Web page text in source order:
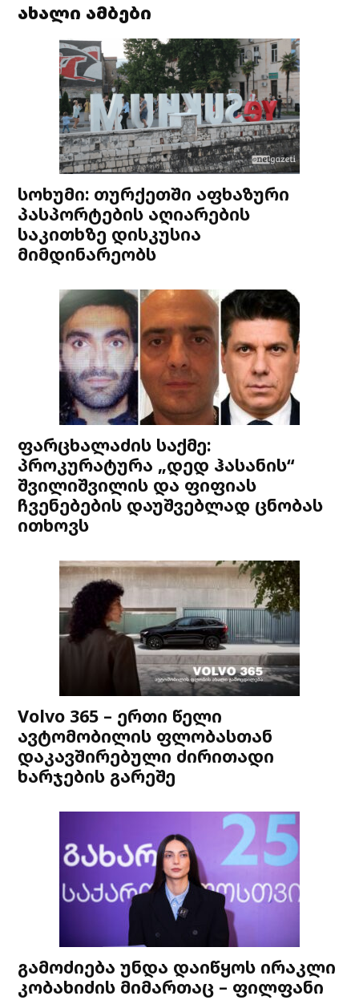
ახალი ამბები
სოხუმი: თურქეთში აფხაზური
პასპორტების აღიარების
საკითხზე დისკუსია
მიმდინარეობს
ფარცხალაძის საქმე:
პროკურატურა „დედ ჰასანის“
შვილიშვილის და ფიფიას
ჩვენებების დაუშვებლად ცნობას
ითხოვს
Volvo 365 – ერთი წელი
ავტომობილის ფლობასთან
დაკავშირებული ძირითადი
ხარჯების გარეშე
გამოძიება უნდა დაიწყოს ირაკლი
კობახიძის მიმართაც – ფილფანი